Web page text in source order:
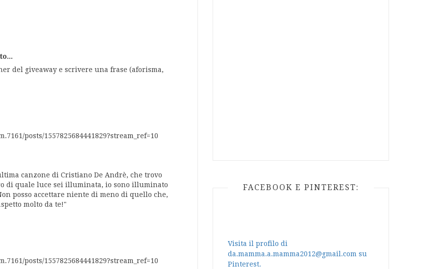
del giveaway e scrivere una frase (aforisma,
posts/1557825684441829?stream_ref=10
canzone di Cristiano De Andrè, che trovo
di quale luce sei illuminata, io sono illuminato
posso accettare niente di meno di quello che,
molto da te!"
posts/1557825684441829?stream_ref=10
FACEBOOK E PINTEREST:
Visita il profilo di
da.mamma.a.mamma2012@gmail.com su
Pinterest.